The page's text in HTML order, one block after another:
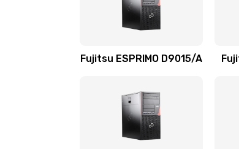
Fujitsu ESPRIMO D9015/A